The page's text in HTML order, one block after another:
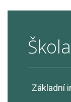
Škola
Základní